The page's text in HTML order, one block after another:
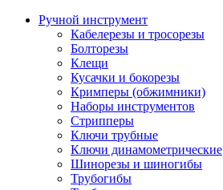
Ручной инструмент
Кабелерезы и тросорезы
Болторезы
Клещи
Кусачки и бокорезы
Кримперы (обжимники)
Наборы инструментов
Стрипперы
Ключи трубные
Ключи динамометрические
Шинорезы и шиногибы
Трубогибы